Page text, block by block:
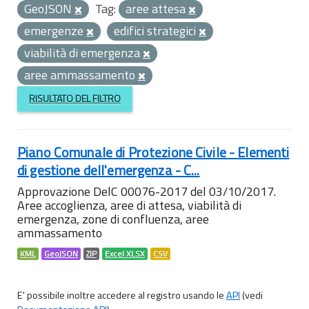
GeoJSON
Tag: aree attesa
emergenze
edifici strategici
viabilità di emergenza
aree ammassamento
RISULTATO DEL FILTRO
Piano Comunale di Protezione Civile - Elementi
di gestione dell'emergenza - C...
Approvazione DelC 00076-2017 del 03/10/2017.
Aree accoglienza, aree di attesa, viabilità di
emergenza, zone di confluenza, aree
ammassamento
KML GeoJSON ZIP Excel XLSX CSV
E' possibile inoltre accedere al registro usando leAPI(vedi